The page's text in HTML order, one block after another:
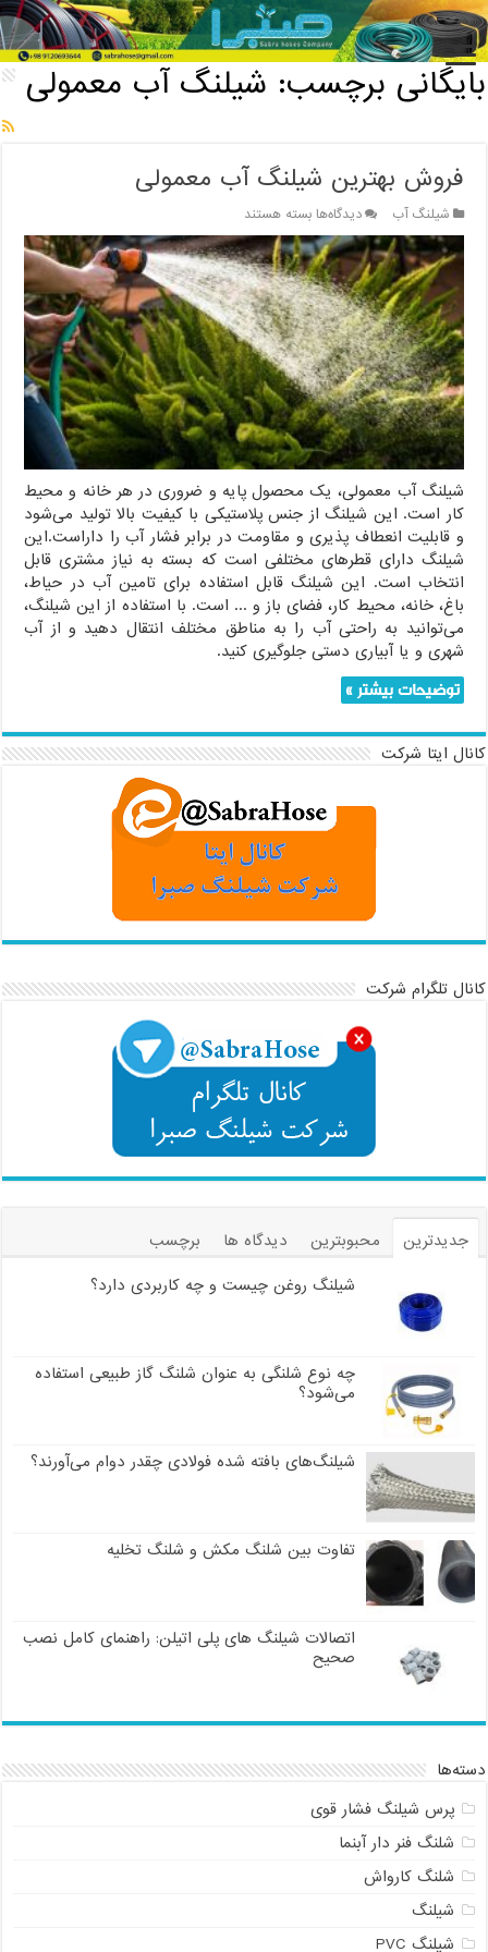
خانه / بایگانی برچسب: شیلنگ آب معمولی
بایگانی برچسب: شیلنگ آب معمولی
فروش بهترین شیلنگ آب معمولی
شیلنگ آب دیدگاه‌هابرای
فروش
بهترین
شیلنگ
آب
معمولی
بسته هستند
شیلنگ آب معمولی، یک محصول پایه و ضروری در هر خانه و محیط
کار است. این شیلنگ از جنس پلاستیکی با کیفیت بالا تولید می‌شود
و قابلیت انعطاف پذیری و مقاومت در برابر فشار آب را داراست.این
شیلنگ دارای قطرهای مختلفی است که بسته به نیاز مشتری قابل
انتخاب است. این شیلنگ قابل استفاده برای تامین آب در حیاط،
باغ، خانه، محیط کار، فضای باز و ... است. با استفاده از این شیلنگ،
می‌توانید به راحتی آب را به مناطق مختلف انتقال دهید و از آب
شهری و یا آبیاری دستی جلوگیری کنید.
توضیحات بیشتر »
کانال ایتا شرکت
کانال تلگرام شرکت
جدیدترین محبوبترین دیدگاه ها
برچسب
شیلنگ روغن چیست و چه کاربردی دارد؟
چه نوع شلنگی به عنوان شلنگ گاز طبیعی استفاده
می‌شود؟
شیلنگ‌های بافته شده فولادی چقدر دوام می‌آورند؟
تفاوت بین شلنگ مکش و شلنگ تخلیه
اتصالات شیلنگ های پلی اتیلن: راهنمای کامل نصب
صحیح
دسته‌ها
پرس شیلنگ فشار قوی
شلنگ فنر دار آبنما
شلنگ کارواش
شیلنگ
شیلنگ PVC